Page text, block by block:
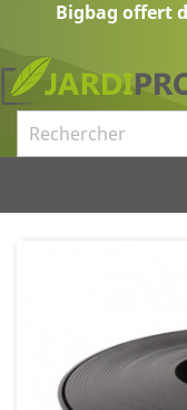
Bigbag offert